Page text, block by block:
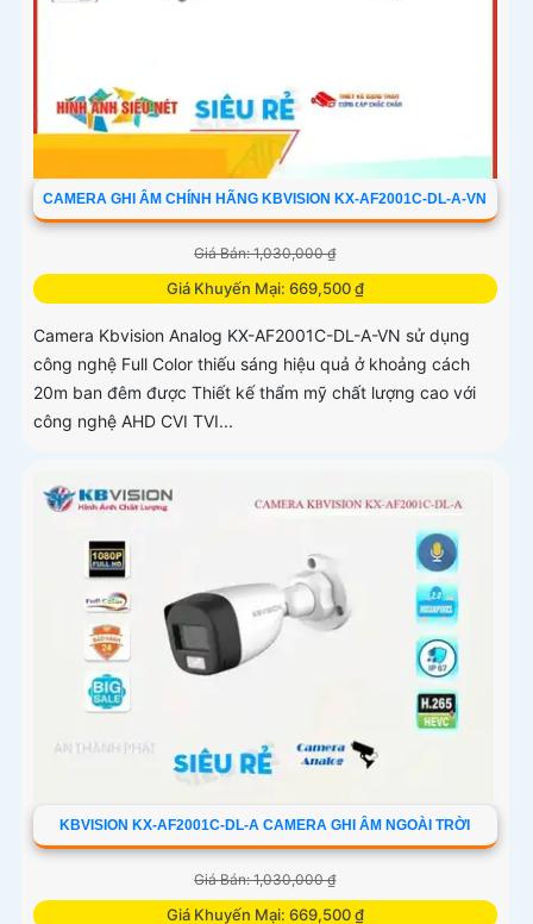
CAMERA GHI ÂM CHÍNH HÃNG KBVISION KX-AF2001C-DL-A-VN
Giá Bán: 1,030,000 ₫
Giá Khuyến Mại: 669,500 ₫
Camera Kbvision Analog KX-AF2001C-DL-A-VN sử dụng
công nghệ Full Color thiếu sáng hiệu quả ở khoảng cách
20m ban đêm được Thiết kế thẩm mỹ chất lượng cao với
công nghệ AHD CVI TVI...
KBVISION KX-AF2001C-DL-A CAMERA GHI ÂM NGOÀI TRỜI
Giá Bán: 1,030,000 ₫
Giá Khuyến Mại: 669,500 ₫